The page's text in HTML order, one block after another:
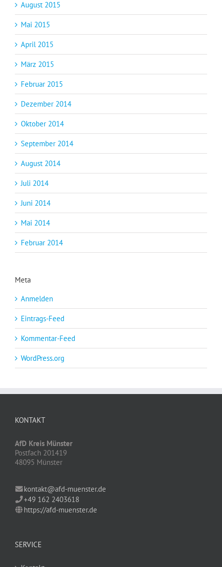
August 2015
Mai 2015
April 2015
März 2015
Februar 2015
Dezember 2014
Oktober 2014
September 2014
August 2014
Juli 2014
Juni 2014
Mai 2014
Februar 2014
Meta
Anmelden
Eintrags-Feed
Kommentar-Feed
WordPress.org
KONTAKT
AfD Kreis Münster
Postfach 201419
48095 Münster
kontakt@afd-muenster.de
+49 162 2403618
https://afd-muenster.de
SERVICE